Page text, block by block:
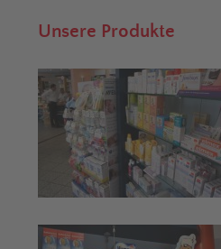
Unsere Produkte